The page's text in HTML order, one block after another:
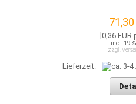
71,30
[0,36 EUR
incl. 19
zzgl.
Lieferzeit: